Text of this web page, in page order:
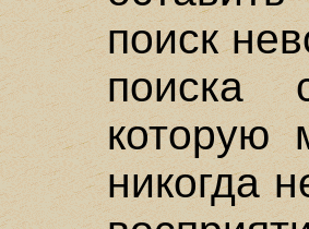
поиск
поиска
которую
никогда